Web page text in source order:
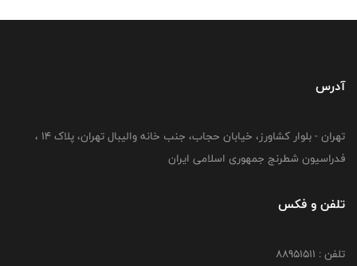
آدرس
تهران - بلوار کشاورز، خیابان حجاب، جنب خانه والیبال تهران، پلاک 14 ،
فدراسیون شطرنج جمهوری اسلامی ایران
تلفن و فکس
تلفن : 88951511